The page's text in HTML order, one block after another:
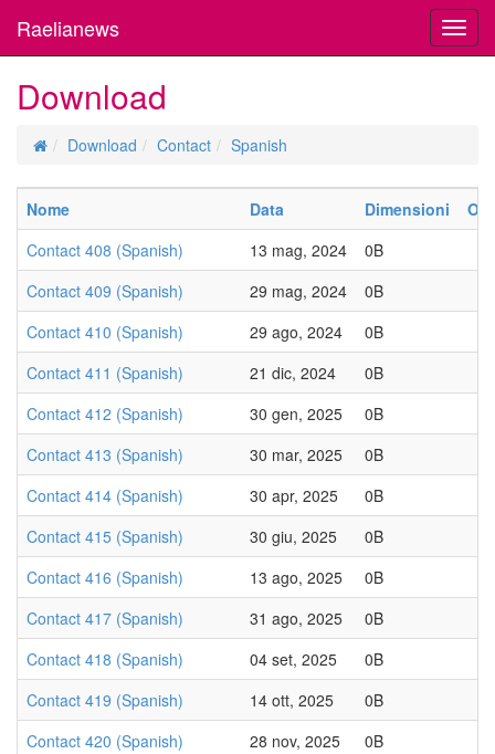
Raelianews
Download
Download Contact Spanish
Nome Data Dimensioni
Contact 408 (Spanish)
13 mag, 2024
0B
Contact 409 (Spanish)
29 mag, 2024
0B
Contact 410 (Spanish)
29 ago, 2024
0B
Contact 411 (Spanish)
21 dic, 2024
0B
Contact 412 (Spanish)
30 gen, 2025
0B
Contact 413 (Spanish)
30 mar, 2025
0B
Contact 414 (Spanish)
30 apr, 2025
0B
Contact 415 (Spanish)
30 giu, 2025
0B
Contact 416 (Spanish)
13 ago, 2025
0B
Contact 417 (Spanish)
31 ago, 2025
0B
Contact 418 (Spanish)
04 set, 2025
0B
Contact 419 (Spanish)
14 ott, 2025
0B
Contact 420 (Spanish)
28 nov, 2025
0B